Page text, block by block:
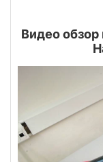
Видео обзор